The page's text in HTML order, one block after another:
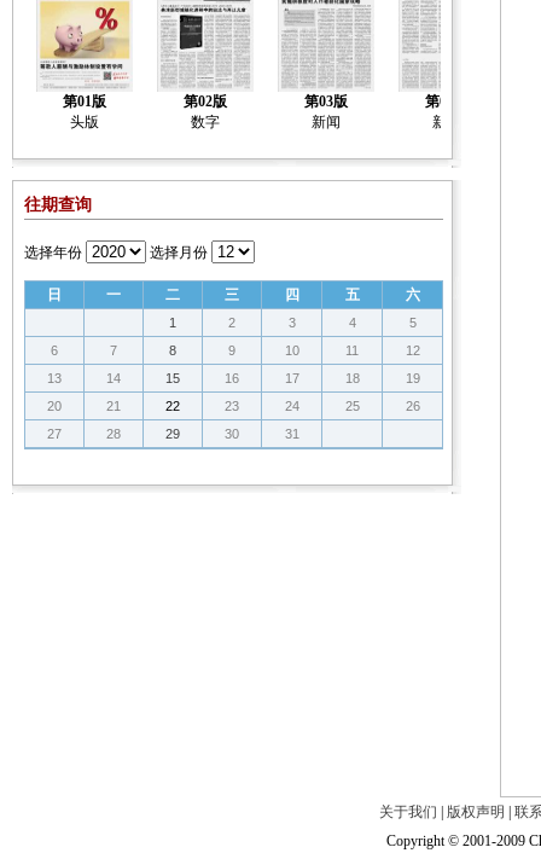
第01版
头版
第02版
数字
第03版
新闻
第04版
新闻
往期查询
选择年份 选择月份
日 一 二 三 四 五 六
1 2 3 4
5
6
7 8 9 10 11
12
13
14 15 16 17 18
19
20
21 22 23 24 25
26
27
28 29 30 31
关于我们 版权声明
联
Copyright © 2001-2009